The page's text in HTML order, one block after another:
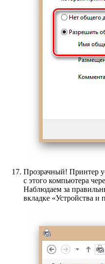
Прозрачный! Принтер
с этого компьютера
Наблюдаем за
вкладке «Устройства